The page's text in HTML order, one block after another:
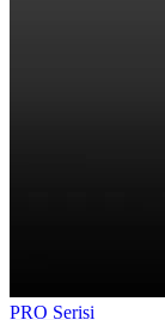
PRO Serisi